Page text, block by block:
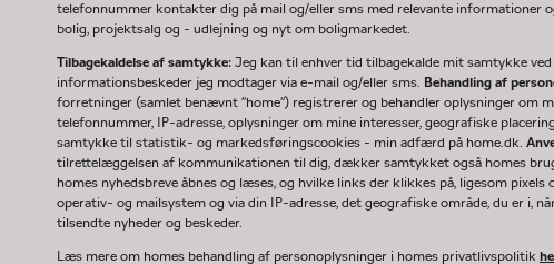
telefonnummer kontakter dig på mail og/eller sms med relevante informationer
bolig, projektsalg og - udlejning og nyt om boligmarkedet.
Tilbagekaldelse af samtykke:Jeg kan til enhver tid tilbagekalde mit samtykke
informationsbeskeder jeg modtager via e-mail og/eller sms. Behandling af
forretninger (samlet benævnt "home") registrerer og behandler oplysninger om
telefonnummer, IP-adresse, oplysninger om mine interesser, geografiske
samtykke til statistik- og markedsføringscookies - min adfærd på home.dk.
tilrettelæggelsen af kommunikationen til dig, dækker samtykket også homes
homes nyhedsbreve åbnes og læses, og hvilke links der klikkes på, ligesom
operativ- og mailsystem og via din IP-adresse, det geografiske område, du er i,
tilsendte nyheder og beskeder.
Læs mere om homes behandling af personoplysninger i homes privatlivspolitik